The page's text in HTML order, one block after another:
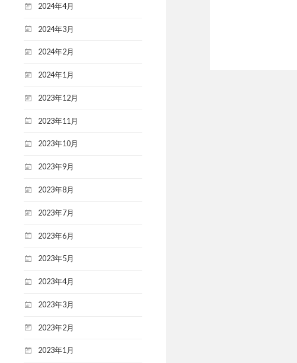
2024年4月
2024年3月
2024年2月
2024年1月
2023年12月
2023年11月
2023年10月
2023年9月
2023年8月
2023年7月
2023年6月
2023年5月
2023年4月
2023年3月
2023年2月
2023年1月